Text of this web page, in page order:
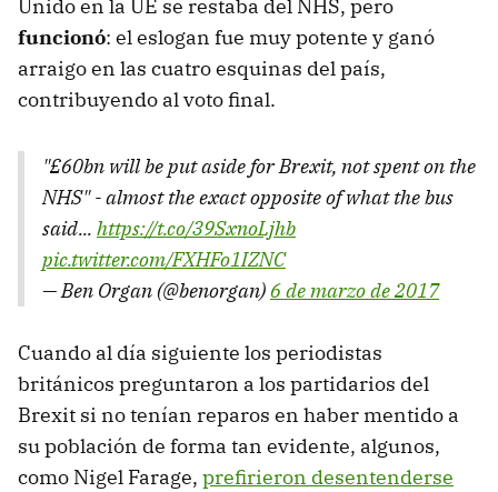
Unido en la UE se restaba del NHS, pero
funcionó: el eslogan fue muy potente y ganó
arraigo en las cuatro esquinas del país,
contribuyendo al voto final.
"£60bn will be put aside for Brexit, not spent on the
NHS" - almost the exact opposite of what the bus
said... https://t.co/39SxnoLjhb
pic.twitter.com/FXHFo1IZNC
— Ben Organ (@benorgan)6 de marzo de 2017
Cuando al día siguiente los periodistas
británicos preguntaron a los partidarios del
Brexit si no tenían reparos en haber mentido a
su población de forma tan evidente, algunos,
como Nigel Farage, prefirieron desentenderse